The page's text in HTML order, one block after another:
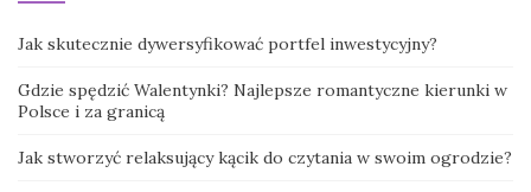
Jak skutecznie dywersyfikować portfel inwestycyjny?
Gdzie spędzić Walentynki? Najlepsze romantyczne kierunki w
Polsce i za granicą
Jak stworzyć relaksujący kącik do czytania w swoim ogrodzie?